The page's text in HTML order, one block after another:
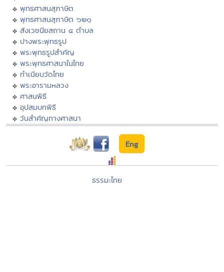
พุทธศาสนสุภาษิต
พุทธศาสนสุภาษิต ๖๒๑
สังเวชนียสถาน ๔ ตำบล
ปางพระพุทธรูป
พระพุทธรูปสำคัญ
พระพุทธศาสนาในไทย
ทำเนียบวัดไทย
พระอารามหลวง
ศาสนพิธี
อุปสมบทพิธี
วันสำคัญทางศาสนา
Eng
ธรรมะไทย